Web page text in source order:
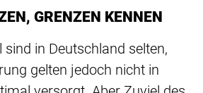
GRENZEN KENNEN
in Deutschland selten,
gelten jedoch nicht in